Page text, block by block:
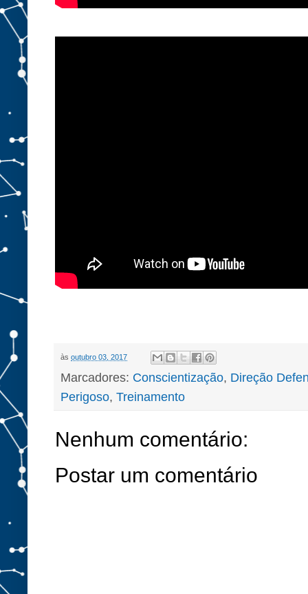
às outubro 03, 2017
Marcadores: Conscientização, Direção
Perigoso, Treinamento
Nenhum comentário:
Postar um comentário